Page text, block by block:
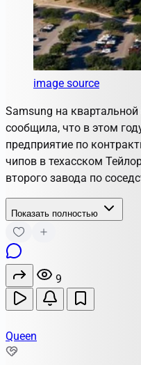
image source
Samsung на
сообщила, что в этом
предприятие по
чипов в техасском
второго завода по
Показать полностью
9
Queen